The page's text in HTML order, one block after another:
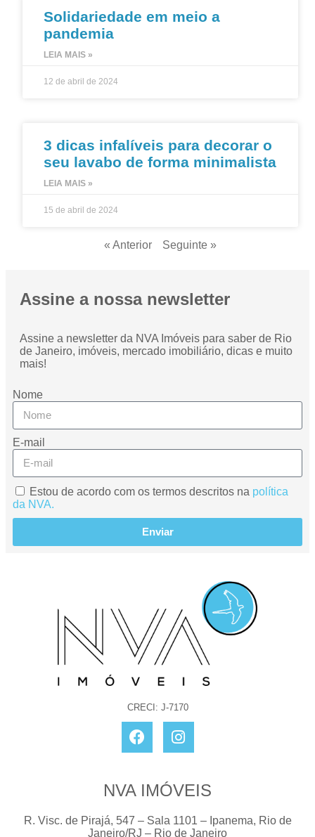
Solidariedade em meio a
pandemia
LEIA MAIS »
12 de abril de 2024
3 dicas infalíveis para decorar o
seu lavabo de forma minimalista
LEIA MAIS »
15 de abril de 2024
« Anterior Seguinte »
Assine a nossa newsletter
Assine a newsletter da NVA Imóveis para saber de Rio
de Janeiro, imóveis, mercado imobiliário, dicas e muito
mais!
Nome
E-mail
Estou de acordo com os termos descritos na política
da NVA.
Enviar
CRECI: J-7170
NVA IMÓVEIS
R. Visc. de Pirajá, 547 – Sala 1101 – Ipanema, Rio de
Janeiro/RJ – Rio de Janeiro